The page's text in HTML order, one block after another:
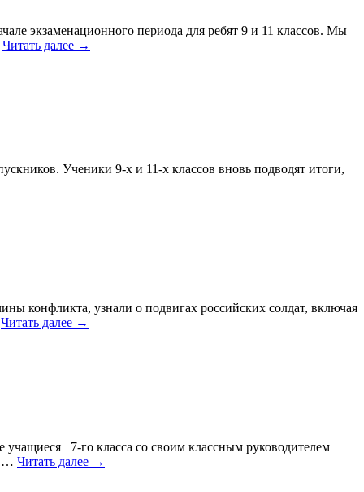
экзаменационного периода для ребят 9 и 11 классов. Мы
Читать далее →
Ученики 9-х и 11-х классов вновь подводят итоги,
конфликта, узнали о подвигах российских солдат, включая
Читать далее →
7-го класса со своим классным руководителем
… Читать далее →